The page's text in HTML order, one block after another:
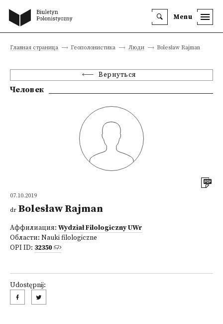
Menu
Главная страница Геополонистика Люди Bolesław Rajman
Вернуться
Человек
07.10.2019
dr Bolesław Rajman
Аффилиация: Wydział Filologiczny UWr
Области: Nauki filologiczne
OPI ID: 32350
Udostępnij: